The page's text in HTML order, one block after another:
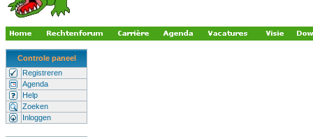
Controle paneel
Registreren
Agenda
Help
Zoeken
Inloggen